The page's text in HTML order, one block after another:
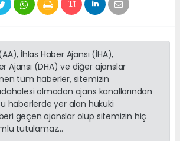
İhlas Haber Ajansı (İHA),
Ajansı (DHA) ve diğer ajanslar
tüm haberler, sitemizin
olmadan ajans kanallarından
haberlerde yer alan hukuki
geçen ajanslar olup sitemizin hiç
tutulamaz...